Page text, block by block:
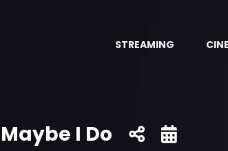
STREAMING
Maybe I Do